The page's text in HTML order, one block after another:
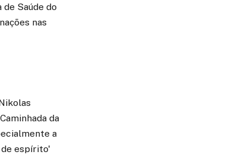
Saúde do
nas
da
a
de espírito'